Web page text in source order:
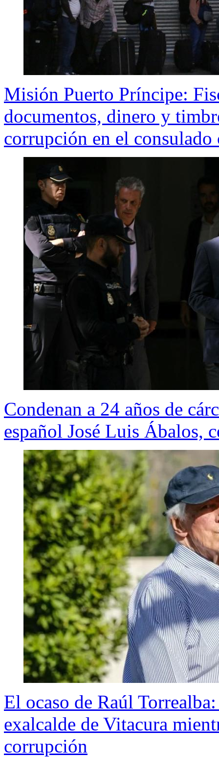
Misión Puerto Príncipe:
documentos, dinero y
corrupción en el consulado
Condenan a 24 años de
español José Luis Ábalos,
El ocaso de Raúl
exalcalde de Vitacura
corrupción